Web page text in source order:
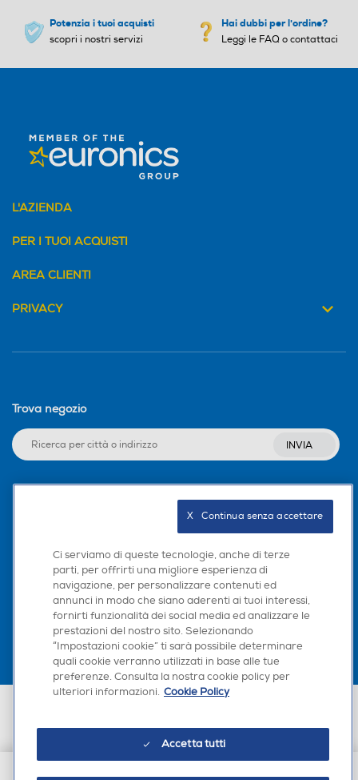
Potenzia i tuoi acquisti
scopri i nostri servizi
Hai dubbi per l'ordine?
Leggi le FAQ o contattaci
L'AZIENDA
PER I TUOI ACQUISTI
AREA CLIENTI
PRIVACY
Trova negozio
INVIA
Scarica la nostra app
n. 13337170156. Codice intermediario SDI: HHBD9AK. Vendite soggette
agli Artt. 45 e ss del Codice del Consumo in tema di Diritti dei
Ci serviamo di queste tecnologie, anche di terze
parti, per offrirti una migliore esperienza di
navigazione, per personalizzare contenuti ed
annunci in modo che siano aderenti ai tuoi interessi,
fornirti funzionalità dei social media ed analizzare le
prestazioni del nostro sito. Selezionando
“Impostazioni cookie” ti sarà possibile determinare
quali cookie verranno utilizzati in base alle tue
preferenze. Consulta la nostra cookie policy per
ulteriori informazioni. Cookie Policy
Accetta tutti
X   Continua senza accettare